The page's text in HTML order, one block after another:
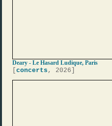
Deary - Le Hasard Ludique, Paris
[concerts , 2026]